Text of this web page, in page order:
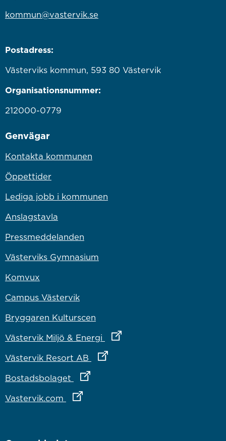
kommun@vastervik.se
Postadress:
Västerviks kommun, 593 80 Västervik
Organisationsnummer:
212000-0779
Genvägar
Kontakta kommunen
Öppettider
Lediga jobb i kommunen
Anslagstavla
Pressmeddelanden
Västerviks Gymnasium
Komvux
Campus Västervik
Bryggaren Kulturscen
Västervik Miljö & Energi
Länk till annan webbplats
Västervik Resort AB Länk till annan webbplats
Bostadsbolaget Länk till annan webbplats
Vastervik.com Länk till annan webbplats